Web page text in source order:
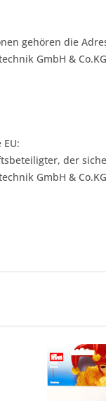
gehören die
GmbH & Co.KG
der
GmbH & Co.KG